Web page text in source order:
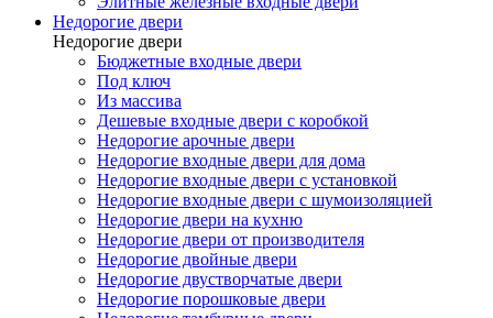
Недорогие двери
Недорогие двери
Бюджетные входные двери
Под ключ
Из массива
Дешевые входные двери с коробкой
Недорогие арочные двери
Недорогие входные двери для дома
Недорогие входные двери с установкой
Недорогие входные двери с шумоизоляцией
Недорогие двери на кухню
Недорогие двери от производителя
Недорогие двойные двери
Недорогие двустворчатые двери
Недорогие порошковые двери